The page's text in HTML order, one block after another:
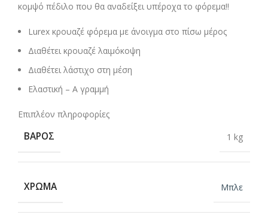
κομψό πέδιλο που θα αναδείξει υπέροχα το φόρεμα!!
Lurex κρουαζέ φόρεμα με άνοιγμα στο πίσω μέρος
Διαθέτει κρουαζέ λαιμόκοψη
Διαθέτει λάστιχο στη μέση
Ελαστική – Α γραμμή
Επιπλέον πληροφορίες
ΒΆΡΟΣ 1 kg
ΧΡΏΜΑ Μπλε